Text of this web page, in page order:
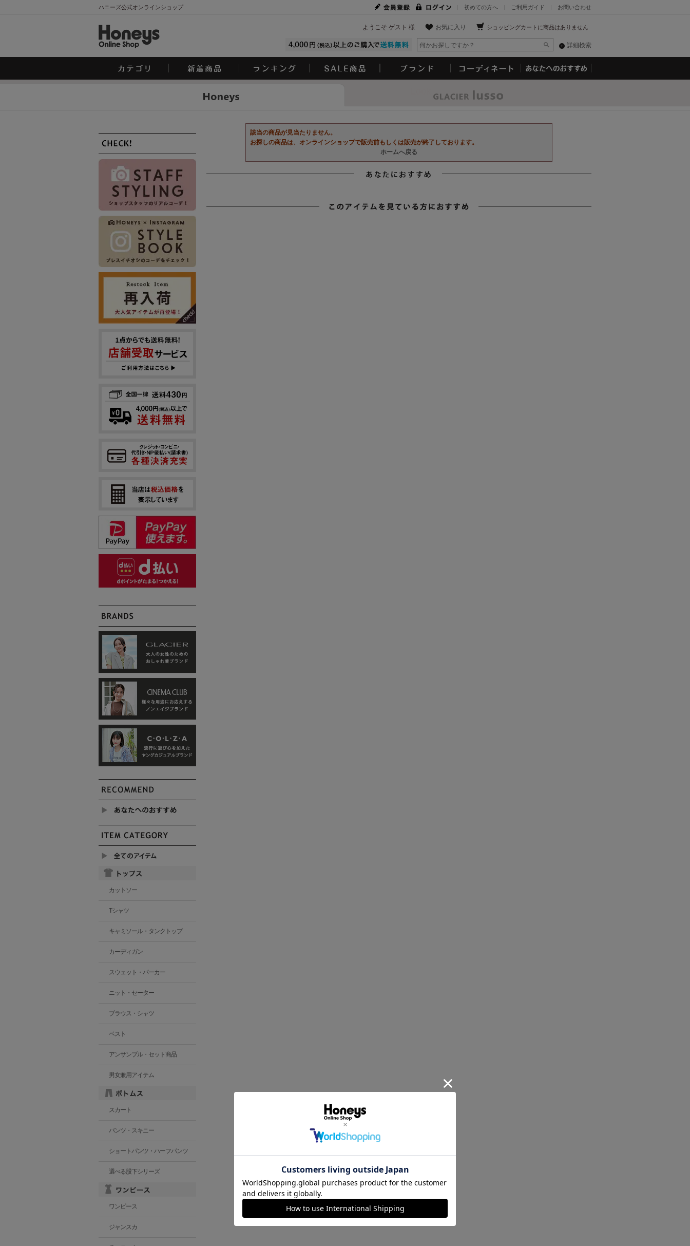
ハニーズ公式オンラインショップ お問い合わせ
ご利用ガイド
初めての方へ
ショッピングカートに商品はありません
お気に入り
ようこそ ゲスト 様
詳細検索
該当の商品が見当たりません。
お探しの商品は、オンラインショップで販売前もしくは販売が終了しております。
ホームへ戻る
カットソー
Tシャツ
キャミソール・タンクトップ
カーディガン
スウェット・パーカー
ニット・セーター
ブラウス・シャツ
ベスト
アンサンブル・セット商品
男女兼用アイテム
スカート
パンツ・スキニー
ショートパンツ・ハーフパンツ
選べる股下シリーズ
ワンピース
ジャンスカ